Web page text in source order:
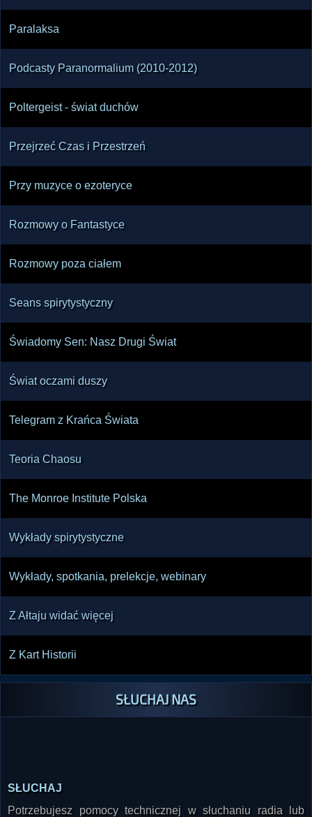
centrum pozostaje człowiek: jego pamięć, lęki,
Paralaksa
Podcasty Paranormalium (2010-2012)
Poltergeist - świat duchów
Przejrzeć Czas i Przestrzeń
Przy muzyce o ezoteryce
Rozmowy o Fantastyce
Rozmowy poza ciałem
Seans spirytystyczny
Świadomy Sen: Nasz Drugi Świat
Świat oczami duszy
Telegram z Krańca Świata
Teoria Chaosu
The Monroe Institute Polska
Wykłady spirytystyczne
Wykłady, spotkania, prelekcje, webinary
Z Ałtaju widać więcej
Z Kart Historii
SŁUCHAJ NAS
Potrzebujesz pomocy technicznej w słuchaniu radia lub
korzystaniu z archiwum podcastów?